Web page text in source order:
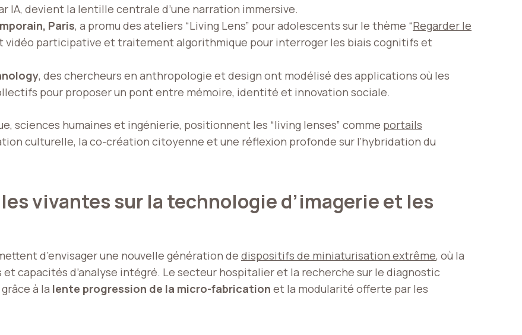
IA, devient la lentille centrale d’une narration immersive.
Paris, a promu des ateliers “Living Lens” pour adolescents sur le thème “Regarder le
vidéo participative et traitement algorithmique pour interroger les biais cognitifs et
, des chercheurs en anthropologie et design ont modélisé des applications où les
pour proposer un pont entre mémoire, identité et innovation sociale.
sciences humaines et ingénierie, positionnent les “living lenses” comme portails
culturelle, la co-création citoyenne et une réflexion profonde sur l’hybridation du
vivantes sur la technologie d’imagerie et les
d’envisager une nouvelle génération de dispositifs de miniaturisation extrême, où la
capacités d’analyse intégré. Le secteur hospitalier et la recherche sur le diagnostic
à la lente progression de la micro-fabrication et la modularité offerte par les